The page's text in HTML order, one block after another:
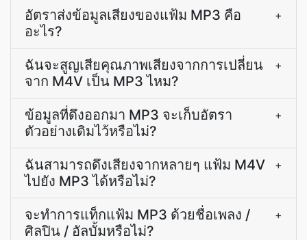
อัตราส่งข้อมูลเสียงของแฟ้ม MP3 คือ
อะไร?
+
ฉันจะสูญเสียคุณภาพเสียงจากการเปลี่ยน
จาก M4V เป็น MP3 ไหม?
+
ข้อมูลที่ดึงออกมา MP3 จะเก็บอัตรา
ตัวอย่างเดิมไว้หรือไม่?
+
ฉันสามารถดึงเสียงจากหลายๆ แฟ้ม M4V
ไปยัง MP3 ได้หรือไม่?
+
จะทำการแท็กแฟ้ม MP3 ด้วยชื่อเพลง /
ศิลปิน / อัลบั้มหรือไม่?
+